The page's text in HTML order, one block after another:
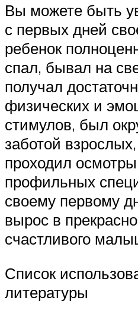
Вы можете быть
с первых дней
ребенок
спал, бывал на
получал
физических и
стимулов, был
заботой
проходил
профильных
своему первому
вырос в
счастливого
Список
литературы